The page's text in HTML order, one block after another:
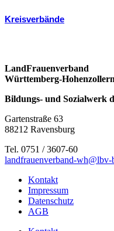
Kreisverbände
LandFrauenverband
Württemberg-
Bildungs- und Sozialwerk
Gartenstraße 63
88212 Ravensburg
Tel. 0751 / 3607-60
landfrauenverband-wh@lbv-
Kontakt
Impressum
Datenschutz
AGB